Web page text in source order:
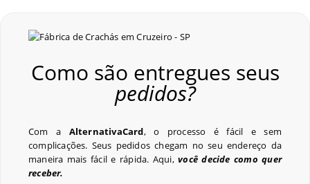
Crachás para Eventos
Últimos Pedidos
Como são entregues seus
pedidos?
Com a AlternativaCard, o processo é fácil e sem
complicações. Seus pedidos chegam no seu endereço da
maneira mais fácil e rápida. Aqui,você decide como quer
receber.